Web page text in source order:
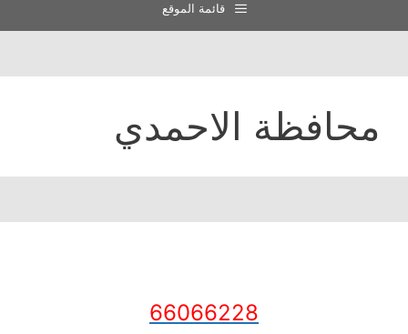
قائمة الموقع
محافظة الاحمدي
66066228